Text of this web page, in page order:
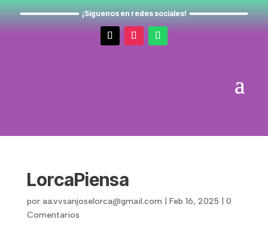
¡Síguenos en redes sociales!
LorcaPiensa
por aa.vvsanjoselorca@gmail.com Feb 16, 2025
0
Comentarios